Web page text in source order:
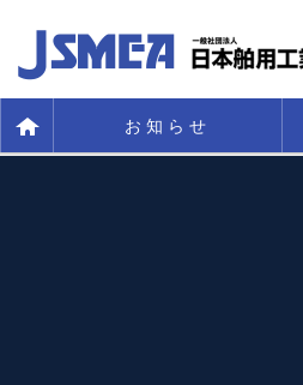
お知らせ